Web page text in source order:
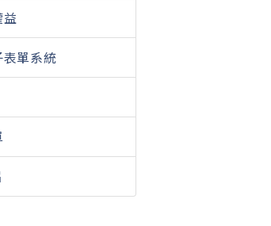
益
單系統